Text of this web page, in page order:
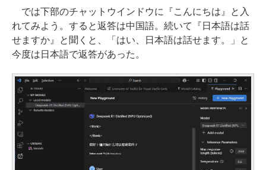
では下部のチャットウインドウに『こんにちは』と入
れてみよう。すると返答は中国語。続いて『日本語は話
せますか』と聞くと、「はい、日本語は話せます。」と
今度は日本語で返答があった。